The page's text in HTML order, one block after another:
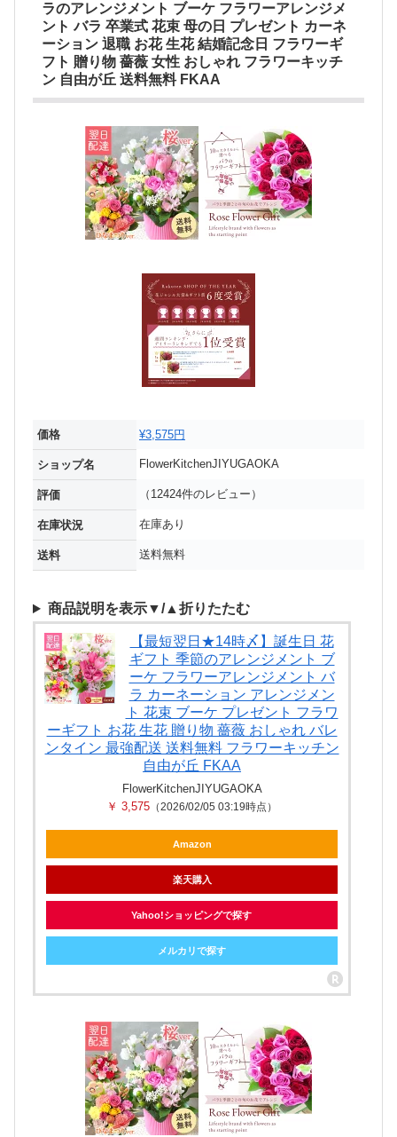
ラのアレンジメント ブーケ フラワーアレンジメ
ント バラ 卒業式 花束 母の日 プレゼント カーネ
ーション 退職 お花 生花 結婚記念日 フラワーギ
フト 贈り物 薔薇 女性 おしゃれ フラワーキッチ
ン 自由が丘 送料無料 FKAA
価格 ¥3,575円
ショップ名 FlowerKitchenJIYUGAOKA
評価 （12424件のレビュー）
在庫状況 在庫あり
送料 送料無料
商品説明を表示▼/▲折りたたむ
【最短翌日★14時〆】誕生日 花
ギフト 季節のアレンジメント ブ
ーケ フラワーアレンジメント バ
ラ カーネーション アレンジメン
ト 花束 ブーケ プレゼント フラワ
ーギフト お花 生花 贈り物 薔薇 おしゃれ バレ
ンタイン 最強配送 送料無料 フラワーキッチン
自由が丘 FKAA
FlowerKitchenJIYUGAOKA
￥ 3,575 （2026/02/05 03:19時点）
Amazon
楽天購入
Yahoo!ショッピングで探す
メルカリで探す